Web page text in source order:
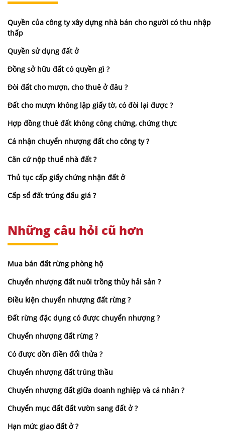
Quyền của công ty xây dựng nhà bán cho người có thu nhập
thấp
Quyền sử dụng đất ở
Đồng sở hữu đất có quyền gì ?
Đòi đất cho mượn, cho thuê ở đâu ?
Đất cho mượn không lập giấy tờ, có đòi lại được ?
Hợp đồng thuê đất không công chứng, chứng thực
Cá nhận chuyển nhượng đất cho công ty ?
Căn cứ nộp thuế nhà đất ?
Thủ tục cấp giấy chứng nhận đất ở
Cấp sổ đất trúng đấu giá ?
Những câu hỏi cũ hơn
Mua bán đất rừng phòng hộ
Chuyển nhượng đất nuôi trồng thủy hải sản ?
Điều kiện chuyển nhượng đất rừng ?
Đất rừng đặc dụng có được chuyển nhượng ?
Chuyển nhượng đất rừng ?
Có được dồn điền đổi thửa ?
Chuyển nhượng đất trúng thầu
Chuyển nhượng đất giữa doanh nghiệp và cá nhân ?
Chuyển mục đất đất vườn sang đất ở ?
Hạn mức giao đất ở ?